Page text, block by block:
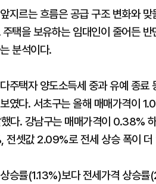
지르는 흐름은 공급 구조 변화와
택을 보유하는 임대인이 줄어든
분석이다.
주택자 양도소득세 중과 유예 종
였다. 서초구는 올해 매매가격이
다. 강남구는 매매가격이 0.38%
전셋값 2.09%로 전세 상승 폭이 더
승률(1.13%)보다 전세가격 상승